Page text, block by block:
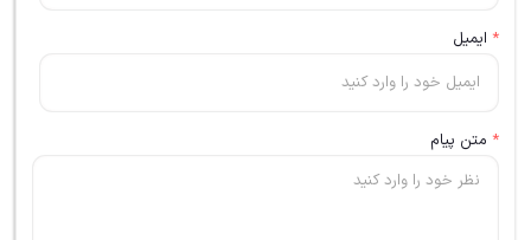
* ایمیل
* متن پیام